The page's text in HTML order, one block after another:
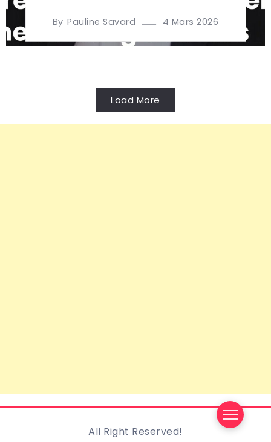
By Pauline Savard 4 Mars 2026
Load More
All Right Reserved!